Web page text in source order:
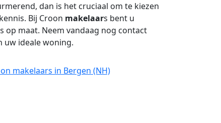
dan is het cruciaal om te kiezen
Bij Croon makelaars bent u
op maat. Neem vandaag nog contact
uw ideale woning.
makelaars in Bergen (NH)